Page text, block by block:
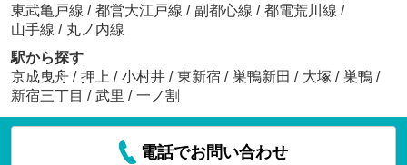
東武亀戸線 / 都営大江戸線 / 副都心線 / 都電荒川線 /
山手線 / 丸ノ内線
駅から探す
京成曳舟 / 押上 / 小村井 / 東新宿 / 巣鴨新田 / 大塚 / 巣鴨 /
新宿三丁目 / 武里 / 一ノ割
電話でお問い合わせ